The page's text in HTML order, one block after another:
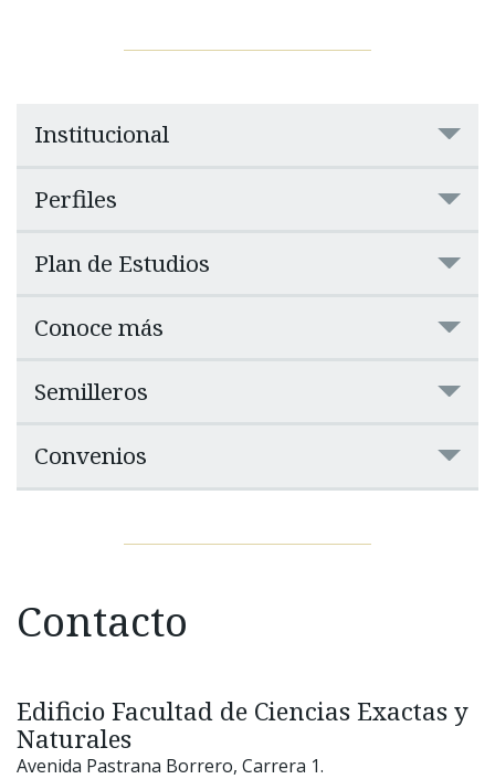
Institucional
Perfiles
Plan de Estudios
Conoce más
Semilleros
Convenios
Contacto
Edificio Facultad de Ciencias Exactas y
Naturales
Avenida Pastrana Borrero, Carrera 1.